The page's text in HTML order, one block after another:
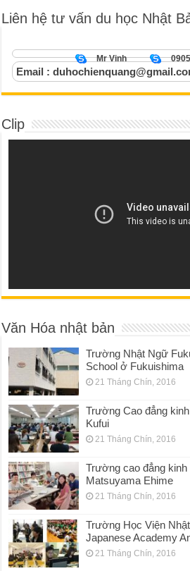
Liên hệ tư vấn du học Nhật
Mr Vinh
Email :
Clip
Văn Hóa nhật bản
Trường Nhật Ngữ
School ở Fukuishima
21 Tháng Chín, 2016
Trường Cao đẳng
Kufui
21 Tháng Chín, 2016
Trường cao đẳng
Matsuyama Ehime
21 Tháng Chín, 2016
Trường Học Viện
Japanese Academy
21 Tháng Chín, 2016